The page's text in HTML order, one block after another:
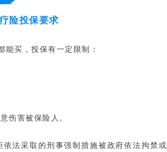
险投保要求
买，投保有一定限制：
伤害被保险人。
法采取的刑事强制措施被政府依法拘禁或